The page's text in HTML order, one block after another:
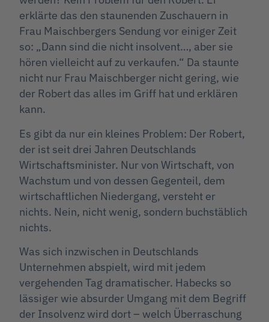
erklärte das den staunenden Zuschauern in
Frau Maischbergers Sendung vor einiger Zeit
so: „Dann sind die nicht insolvent…, aber sie
hören vielleicht auf zu verkaufen.“ Da staunte
nicht nur Frau Maischberger nicht gering, wie
der Robert das alles im Griff hat und erklären
kann.
Es gibt da nur ein kleines Problem: Der Robert,
der ist seit drei Jahren Deutschlands
Wirtschaftsminister. Nur von Wirtschaft, von
Wachstum und von dessen Gegenteil, dem
wirtschaftlichen Niedergang, versteht er
nichts. Nein, nicht wenig, sondern buchstäblich
nichts.
Was sich inzwischen in Deutschlands
Unternehmen abspielt, wird mit jedem
vergehenden Tag dramatischer. Habecks so
lässiger wie absurder Umgang mit dem Begriff
der Insolvenz wird dort – welch Überraschung